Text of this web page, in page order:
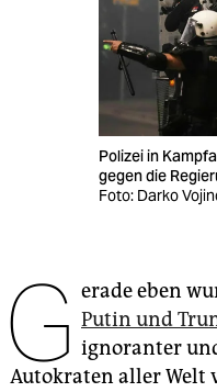
veranstaltungen
fragen & hilfe
unterstützen
genossenschaft
epaper login
Polizei in
gegen die
Foto: Darko
G erade eben
Putin und
ignoranter
Autokraten aller Welt